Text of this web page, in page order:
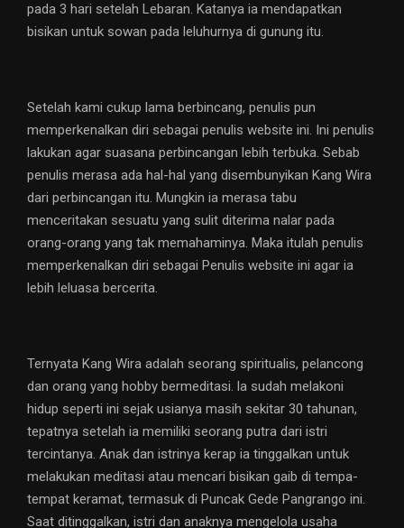
pada 3 hari setelah Lebaran. Katanya ia mendapatkan
bisikan untuk sowan pada leluhurnya di gunung itu.
Setelah kami cukup lama berbincang, penulis pun
memperkenalkan diri sebagai penulis website ini. Ini penulis
lakukan agar suasana perbincangan lebih terbuka. Sebab
penulis merasa ada hal-hal yang disembunyikan Kang Wira
dari perbincangan itu. Mungkin ia merasa tabu
menceritakan sesuatu yang sulit diterima nalar pada
orang-orang yang tak memahaminya. Maka itulah penulis
memperkenalkan diri sebagai Penulis website ini agar ia
lebih leluasa bercerita.
Ternyata Kang Wira adalah seorang spiritualis, pelancong
dan orang yang hobby bermeditasi. la sudah melakoni
hidup seperti ini sejak usianya masih sekitar 30 tahunan,
tepatnya setelah ia memiliki seorang putra dari istri
tercintanya. Anak dan istrinya kerap ia tinggalkan untuk
melakukan meditasi atau mencari bisikan gaib di tempa-
tempat keramat, termasuk di Puncak Gede Pangrango ini.
Saat ditinggalkan, istri dan anaknya mengelola usaha